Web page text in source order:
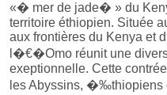
«� mer de jade� » du
territoire éthiopien. Située
aux frontières du Kenya et
l�€�Omo réunit une
exeptionnelle. Cette
les Abyssins, �‰thiopiens